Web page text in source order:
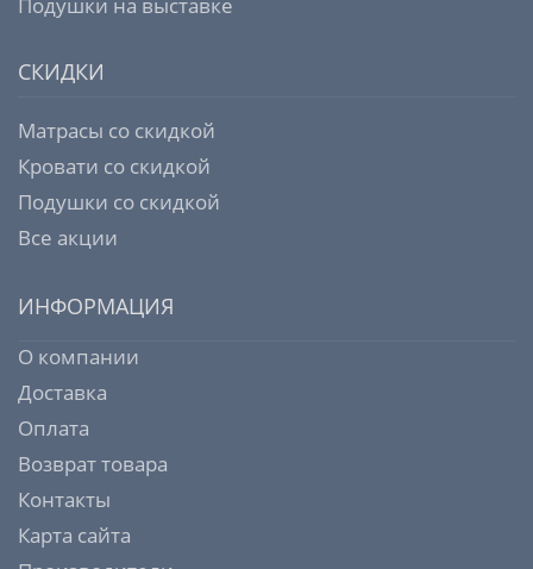
СКИДКИ
Матрасы со скидкой
Кровати со скидкой
Подушки со скидкой
Все акции
ИНФОРМАЦИЯ
О компании
Доставка
Оплата
Возврат товара
Контакты
Карта сайта